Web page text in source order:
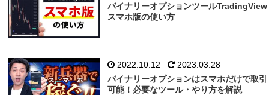
バイナリーオプションツールTradingView
スマホ版の使い方
2022.10.12
2023.03.28
バイナリーオプションはスマホだけで取引
可能！必要なツール・やり方を解説